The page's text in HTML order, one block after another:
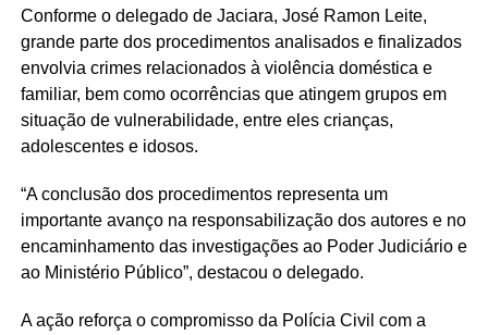
Conforme o delegado de Jaciara, José Ramon Leite,
grande parte dos procedimentos analisados e finalizados
envolvia crimes relacionados à violência doméstica e
familiar, bem como ocorrências que atingem grupos em
situação de vulnerabilidade, entre eles crianças,
adolescentes e idosos.
“A conclusão dos procedimentos representa um
importante avanço na responsabilização dos autores e no
encaminhamento das investigações ao Poder Judiciário e
ao Ministério Público”, destacou o delegado.
A ação reforça o compromisso da Polícia Civil com a